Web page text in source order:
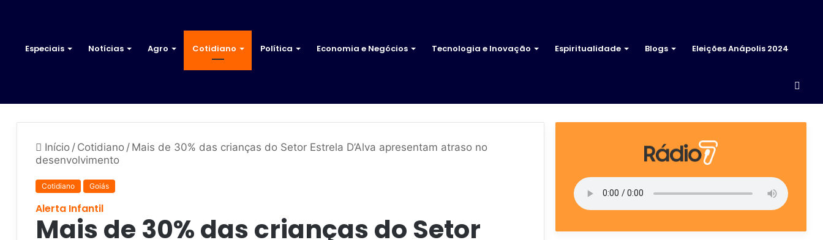
Especiais Notícias Agro Cotidiano Política Economia e Negócios Tecnologia e Inovação Espiritualidade Blogs Eleições Anápolis 2024
por
Início / Cotidiano / Mais de 30% das crianças do Setor Estrela D’Alva apresentam atraso no
desenvolvimento
Cotidiano Goiás
Alerta Infantil
Mais de 30% das crianças do Setor